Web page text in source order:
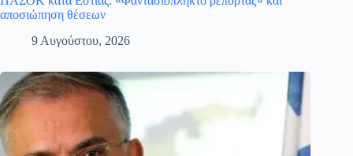
αποσιώπηση θέσεων
9 Αυγούστου, 2026